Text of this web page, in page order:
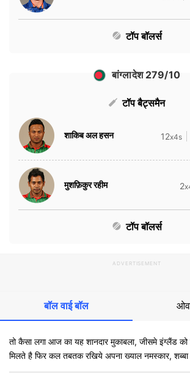
टॉप बॉलर्स
बांग्लादेश 279/10
टॉप बैट्समैन
शाकिब अल हसन 12x4s
मुशफ़िकुर रहीम 2
टॉप बॉलर्स
ADVERTISEMENT
बॉल वाई बॉल
तो कैसा लगा आज का यह शानदार मुकाबला, जीसमे इंग्लैंड को
मिलते है फिर कल तबतक रखिये अपना ख्याल नमस्कार,